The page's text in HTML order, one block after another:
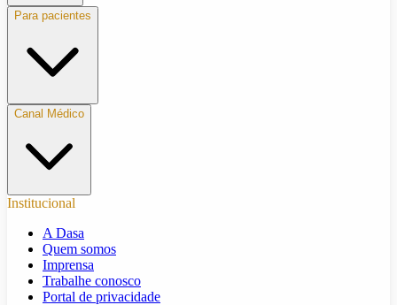
Para pacientes
Canal Médico
Institucional
A Dasa
Quem somos
Imprensa
Trabalhe conosco
Portal de privacidade